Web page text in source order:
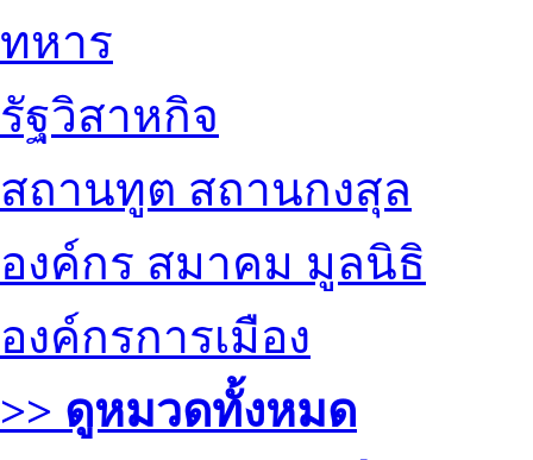
ทหาร
รัฐวิสาหกิจ
สถานทูต สถานกงสุล
องค์กร สมาคม มูลนิธิ
องค์กรการเมือง
>> ดูหมวดทั้งหมด